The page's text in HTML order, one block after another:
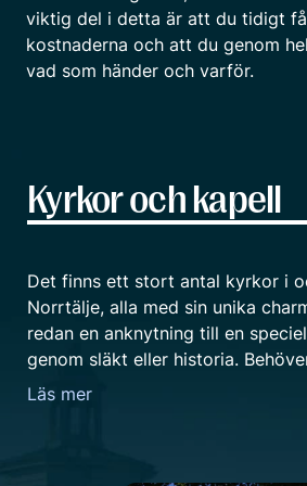
viktig del i detta är att du tidigt
kostnaderna och att du genom
vad som händer och varför.
Det finns ett stort antal kyrkor i
Norrtälje, alla med sin unika
redan en anknytning till en
genom släkt eller historia.
och välja en lämplig lokal så finns
Läs mer